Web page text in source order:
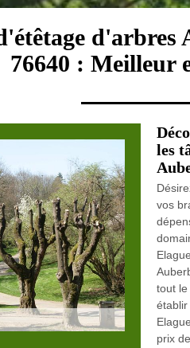
d'arbres
76640 : Meilleur
les
vos
tout le
établir
prix